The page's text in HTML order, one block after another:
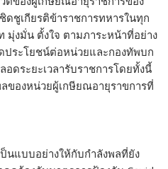
ดชูเกียรติข้าราชการทหารในทุก
มุ่งมั่น ตั้งใจ ตามภาระหน้าที่อย่าง
ประโยชน์ต่อหน่วยและกองทัพบก
ดระยะเวลารับราชการโดยทั้งนี้
ของหน่วยผู้เกษียณอายุราขการที่
นแบบอย่างให้กับกำลังพลที่ยัง